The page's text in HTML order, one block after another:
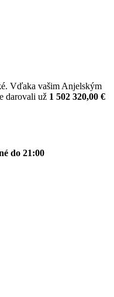
Vďaka vašim Anjelským
darovali už 1 502 320,00 €
do 21:00